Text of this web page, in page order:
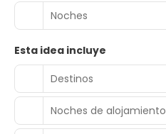
Noches
Esta idea incluye
Destinos
Noches de alojamiento